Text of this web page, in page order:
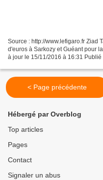
Source : http://www.lefigaro.fr Ziad
d'euros à Sarkozy et Guéant pour
à jour le 15/11/2016 à 16:31
< Page précédente
Hébergé par Overblog
Top articles
Pages
Contact
Signaler un abus